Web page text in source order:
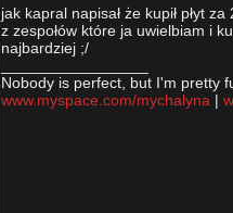
jak kapral napisał że kupił płyt za
z zespołów które ja uwielbiam i
najbardziej ;/
Nobody is perfect, but I'm pretty
www.myspace.com/mychalyna |